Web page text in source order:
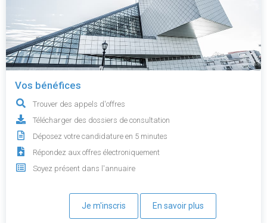
Vos bénéfices
Trouver des appels d'offres
Télécharger des dossiers de consultation
Déposez votre candidature en 5 minutes
Répondez aux offres électroniquement
Soyez présent dans l'annuaire
Je m'inscris En savoir plus